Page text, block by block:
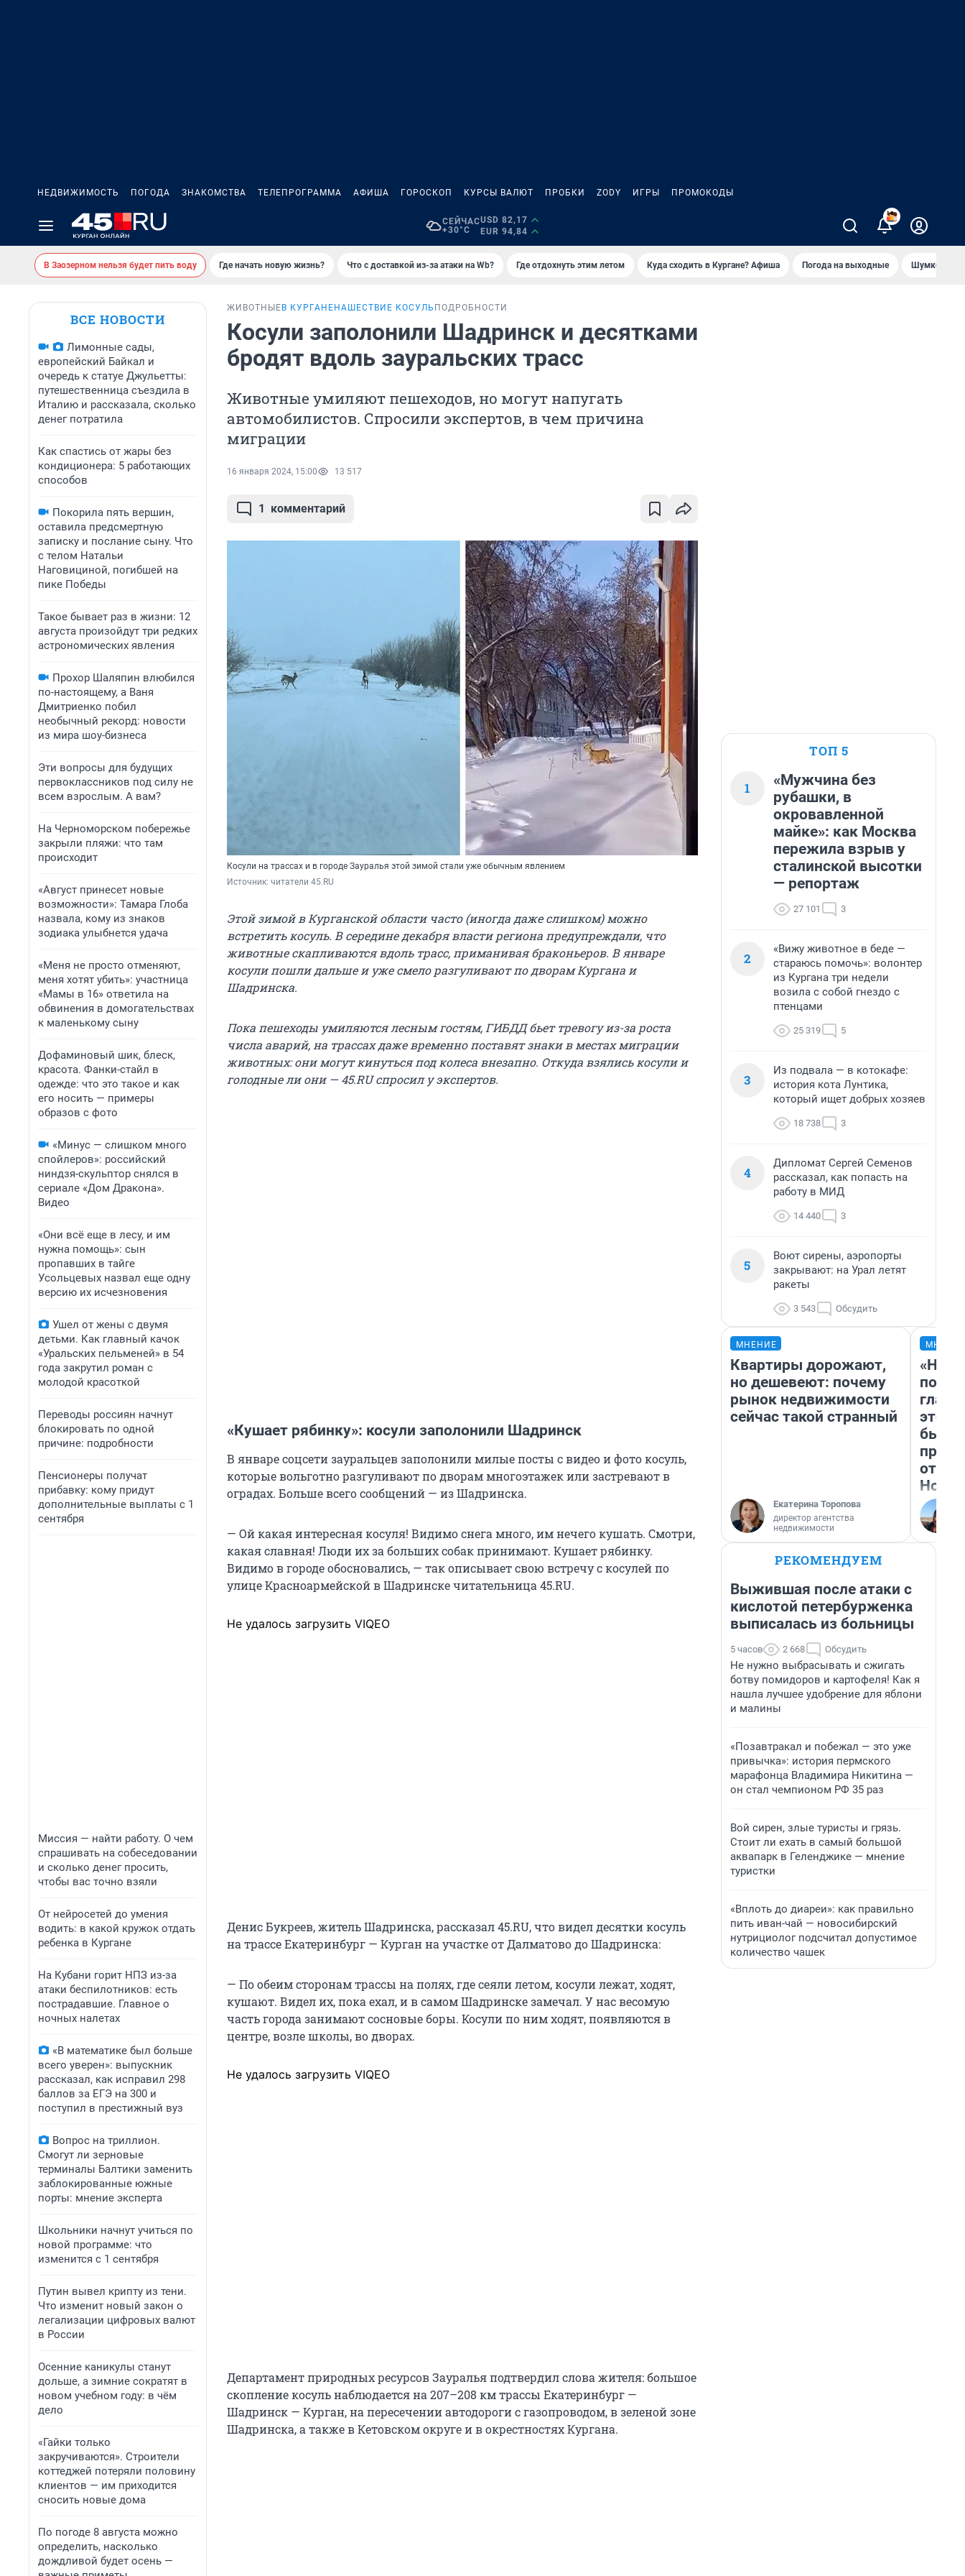
НЕДВИЖИМОСТЬ ПОГОДА ЗНАКОМСТВА ТЕЛЕПРОГРАММА АФИША ГОРОСКОП КУРСЫ ВАЛЮТ ПРОБКИ ZODY ИГРЫ ПРОМОКОДЫ
СЕЙЧАС
+30°C
USD 82,17
EUR 94,84
2
В Заозерном нельзя будет пить воду Где начать новую жизнь? Что с доставкой из-за атаки на Wb? Где отдохнуть этим летом Куда сходить в Кургане? Афиша Погода на выходные Шумков в
ВСЕ НОВОСТИ
Лимонные сады,
европейский Байкал и
очередь к статуе Джульетты:
путешественница съездила в
Италию и рассказала, сколько
денег потратила
Как спастись от жары без
кондиционера: 5 работающих
способов
Покорила пять вершин,
оставила предсмертную
записку и послание сыну. Что
с телом Натальи
Наговициной, погибшей на
пике Победы
Такое бывает раз в жизни: 12
августа произойдут три редких
астрономических явления
Прохор Шаляпин влюбился
по-настоящему, а Ваня
Дмитриенко побил
необычный рекорд: новости
из мира шоу-бизнеса
Эти вопросы для будущих
первоклассников под силу не
всем взрослым. А вам?
На Черноморском побережье
закрыли пляжи: что там
происходит
«Август принесет новые
возможности»: Тамара Глоба
назвала, кому из знаков
зодиака улыбнется удача
«Меня не просто отменяют,
меня хотят убить»: участница
«Мамы в 16» ответила на
обвинения в домогательствах
к маленькому сыну
Дофаминовый шик, блеск,
красота. Фанки-стайл в
одежде: что это такое и как
его носить — примеры
образов с фото
«Минус — слишком много
спойлеров»: российский
ниндзя-скульптор снялся в
сериале «Дом Дракона».
Видео
«Они всё еще в лесу, и им
нужна помощь»: сын
пропавших в тайге
Усольцевых назвал еще одну
версию их исчезновения
Ушел от жены с двумя
детьми. Как главный качок
«Уральских пельменей» в 54
года закрутил роман с
молодой красоткой
Переводы россиян начнут
блокировать по одной
причине: подробности
Пенсионеры получат
прибавку: кому придут
дополнительные выплаты с 1
сентября
Миссия — найти работу. О чем
спрашивать на собеседовании
и сколько денег просить,
чтобы вас точно взяли
От нейросетей до умения
водить: в какой кружок отдать
ребенка в Кургане
На Кубани горит НПЗ из-за
атаки беспилотников: есть
пострадавшие. Главное о
ночных налетах
«В математике был больше
всего уверен»: выпускник
рассказал, как исправил 298
баллов за ЕГЭ на 300 и
поступил в престижный вуз
Вопрос на триллион.
Смогут ли зерновые
терминалы Балтики заменить
заблокированные южные
порты: мнение эксперта
Школьники начнут учиться по
новой программе: что
изменится с 1 сентября
Путин вывел крипту из тени.
Что изменит новый закон о
легализации цифровых валют
в России
Осенние каникулы станут
дольше, а зимние сократят в
новом учебном году: в чём
дело
«Гайки только
закручиваются». Строители
коттеджей потеряли половину
клиентов — им приходится
сносить новые дома
По погоде 8 августа можно
определить, насколько
дождливой будет осень —
ЖИВОТНЫЕ В КУРГАНЕ НАШЕСТВИЕ КОСУЛЬ ПОДРОБНОСТИ
Косули заполонили Шадринск и десятками
бродят вдоль зауральских трасс
Животные умиляют пешеходов, но могут напугать
автомобилистов. Спросили экспертов, в чем причина
миграции
16 января 2024, 15:00 13 517
1 комментарий
Косули на трассах и в городе Зауралья этой зимой стали уже обычным явлением
Источник: читатели 45.RU
Этой зимой в Курганской области часто (иногда даже слишком) можно
встретить косуль. В середине декабря власти региона предупреждали, что
животные скапливаются вдоль трасс, приманивая браконьеров. В январе
косули пошли дальше и уже смело разгуливают по дворам Кургана и
Шадринска.
Пока пешеходы умиляются лесным гостям, ГИБДД бьет тревогу из-за роста
числа аварий, на трассах даже временно поставят знаки в местах миграции
животных: они могут кинуться под колеса внезапно. Откуда взялись косули и
голодные ли они— 45.RU спросил у экспертов.
«Кушает рябинку»: косули заполонили Шадринск
В январе соцсети зауральцев заполонили милые посты с видео и фото косуль,
которые вольготно разгуливают по дворам многоэтажек или застревают в
оградах. Больше всего сообщений — из Шадринска.
— Ой какая интересная косуля! Видимо снега много, им нечего кушать. Смотри,
какая славная! Люди их за больших собак принимают. Кушает рябинку.
Видимо в городе обосновались, — так описывает свою встречу с косулей по
улице Красноармейской в Шадринске читательница 45.RU.
Не удалось загрузить VIQEO
Денис Букреев, житель Шадринска, рассказал 45.RU, что видел десятки косуль
на трассе Екатеринбург — Курган на участке от Далматово до Шадринска:
— По обеим сторонам трассы на полях, где сеяли летом, косули лежат, ходят,
кушают. Видел их, пока ехал, и в самом Шадринске замечал. У нас весомую
часть города занимают сосновые боры. Косули по ним ходят, появляются в
центре, возле школы, во дворах.
Не удалось загрузить VIQEO
Департамент природных ресурсов Зауралья подтвердил слова жителя: большое
скопление косуль наблюдается на 207–208 км трассы Екатеринбург —
Шадринск — Курган, на пересечении автодороги с газопроводом, в зеленой зоне
Шадринска, а также в Кетовском округе и в окрестностях Кургана.
ТОП 5
1
«Мужчина без
рубашки, в
окровавленной
майке»: как Москва
пережила взрыв у
сталинской высотки
— репортаж
27 101 3
2
«Вижу животное в беде —
стараюсь помочь»: волонтер
из Кургана три недели
возила с собой гнездо с
птенцами
25 319 5
3
Из подвала — в котокафе:
история кота Лунтика,
который ищет добрых хозяев
18 738 3
4
Дипломат Сергей Семенов
рассказал, как попасть на
работу в МИД
14 440 3
5
Воют сирены, аэропорты
закрывают: на Урал летят
ракеты
3 543 Обсудить
МНЕНИЕ
Квартиры дорожают,
но дешевеют: почему
рынок недвижимости
сейчас такой странный
Екатерина Торопова
директор агентства
недвижимости
этого
бьет
РЕКОМЕНДУЕМ
Выжившая после атаки с
кислотой петербурженка
выписалась из больницы
5 часов 2 668 Обсудить
Не нужно выбрасывать и сжигать
ботву помидоров и картофеля! Как я
нашла лучшее удобрение для яблони
и малины
«Позавтракал и побежал — это уже
привычка»: история пермского
марафонца Владимира Никитина —
он стал чемпионом РФ 35 раз
Вой сирен, злые туристы и грязь.
Стоит ли ехать в самый большой
аквапарк в Геленджике — мнение
туристки
«Вплоть до диареи»: как правильно
пить иван-чай — новосибирский
нутрициолог подсчитал допустимое
количество чашек